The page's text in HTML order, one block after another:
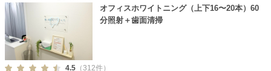
オフィスホワイトニング（上下16〜20本）60
分照射＋歯面清掃
4.5 （312件）